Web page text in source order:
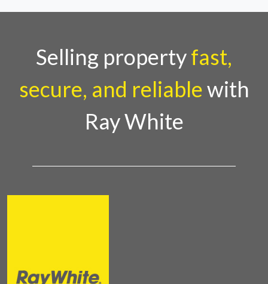
Selling propertyfast,
secure, and reliablewith
Ray White